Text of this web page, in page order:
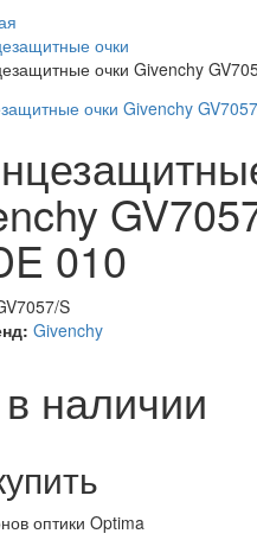
очки
очки Givenchy
010
S
Givenchy
наличии
оптики Optima